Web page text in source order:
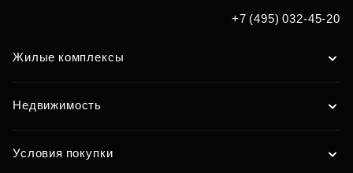
+7 (495) 032-45-20
Жилые комплексы
Недвижимость
Условия покупки